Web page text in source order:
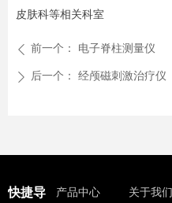
皮肤科等相关科室
ꄴ 前一个： 电子脊柱测量仪
ꄲ 后一个： 经颅磁刺激治疗仪
快捷导
产品中心 关于我们